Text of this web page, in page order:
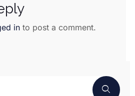
in to post a comment.